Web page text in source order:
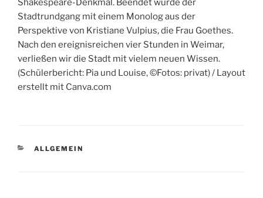
Shakespeare-Denkmal. Beendet wurde der
Stadtrundgang mit einem Monolog aus der
Perspektive von Kristiane Vulpius, die Frau Goethes.
Nach den ereignisreichen vier Stunden in Weimar,
verließen wir die Stadt mit vielem neuen Wissen.
(Schülerbericht: Pia und Louise, ©Fotos: privat) / Layout
erstellt mit Canva.com
KATEGORIEN
ALLGEMEIN